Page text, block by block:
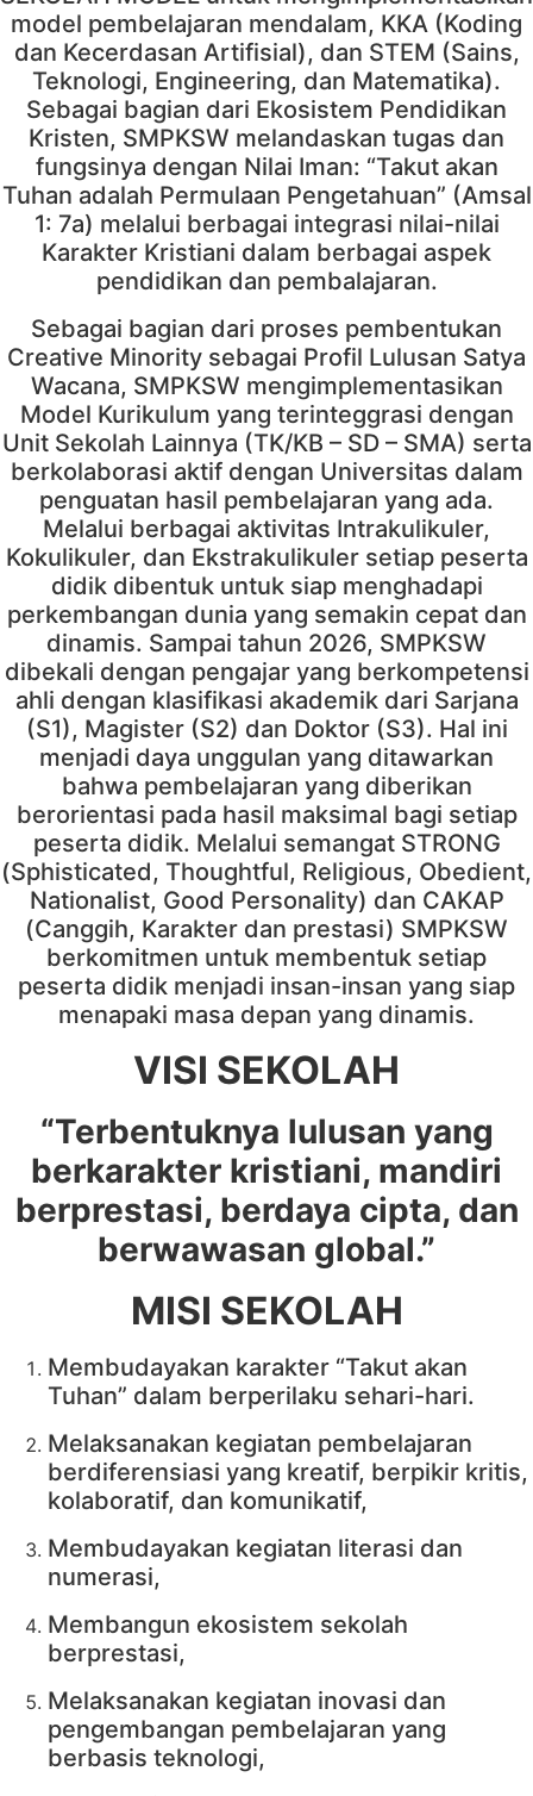
model pembelajaran mendalam, KKA (Koding
dan Kecerdasan Artifisial), dan STEM (Sains,
Teknologi, Engineering, dan Matematika).
Sebagai bagian dari Ekosistem Pendidikan
Kristen, SMPKSW melandaskan tugas dan
fungsinya dengan Nilai Iman: “Takut akan
Tuhan adalah Permulaan Pengetahuan” (Amsal
1: 7a) melalui berbagai integrasi nilai-nilai
Karakter Kristiani dalam berbagai aspek
pendidikan dan pembalajaran.
Sebagai bagian dari proses pembentukan
Creative Minority sebagai Profil Lulusan Satya
Wacana, SMPKSW mengimplementasikan
Model Kurikulum yang terinteggrasi dengan
Unit Sekolah Lainnya (TK/KB – SD – SMA) serta
berkolaborasi aktif dengan Universitas dalam
penguatan hasil pembelajaran yang ada.
Melalui berbagai aktivitas Intrakulikuler,
Kokulikuler, dan Ekstrakulikuler setiap peserta
didik dibentuk untuk siap menghadapi
perkembangan dunia yang semakin cepat dan
dinamis. Sampai tahun 2026, SMPKSW
dibekali dengan pengajar yang berkompetensi
ahli dengan klasifikasi akademik dari Sarjana
(S1), Magister (S2) dan Doktor (S3). Hal ini
menjadi daya unggulan yang ditawarkan
bahwa pembelajaran yang diberikan
berorientasi pada hasil maksimal bagi setiap
peserta didik. Melalui semangat STRONG
(Sphisticated, Thoughtful, Religious, Obedient,
Nationalist, Good Personality) dan CAKAP
(Canggih, Karakter dan prestasi) SMPKSW
berkomitmen untuk membentuk setiap
peserta didik menjadi insan-insan yang siap
menapaki masa depan yang dinamis.
VISI SEKOLAH
“Terbentuknya lulusan yang
berkarakter kristiani, mandiri
berprestasi, berdaya cipta, dan
berwawasan global.”
MISI SEKOLAH
Membudayakan karakter “Takut akan
Tuhan” dalam berperilaku sehari-hari.
Melaksanakan kegiatan pembelajaran
berdiferensiasi yang kreatif, berpikir kritis,
kolaboratif, dan komunikatif,
Membudayakan kegiatan literasi dan
numerasi,
Membangun ekosistem sekolah
berprestasi,
Melaksanakan kegiatan inovasi dan
pengembangan pembelajaran yang
berbasis teknologi,